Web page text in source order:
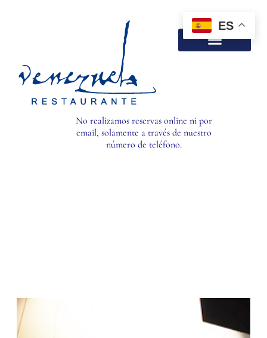
No realizamos reservas online ni por
email, solamente a través de nuestro
número de teléfono.
ES